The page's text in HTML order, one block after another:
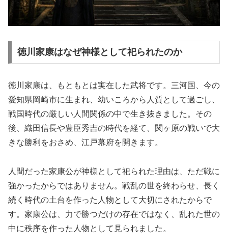
徳川家康はなぜ神様として祀られたのか
徳川家康は、もともとは実在した武将です。三河国、今の
愛知県岡崎市に生まれ、幼いころから人質として過ごし、
戦国時代の厳しい人間関係の中で生き抜きました。その
後、織田信長や豊臣秀吉の時代を経て、関ヶ原の戦いで大
きな勝利をおさめ、江戸幕府を開きます。
人間だった家康公が神様として祀られた理由は、ただ戦に
強かったからではありません。戦乱の世を終わらせ、長く
続く時代の土台を作った人物として大切にされたからで
す。家康公は、力で勝つだけの存在ではなく、乱れた世の
中に秩序を作った人物として見られました。